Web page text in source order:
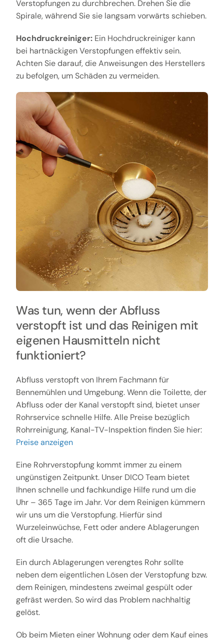
Verstopfungen zu durchbrechen. Drehen Sie die
Spirale, während Sie sie langsam vorwärts schieben.
Hochdruckreiniger:Ein Hochdruckreiniger kann
bei hartnäckigen Verstopfungen effektiv sein.
Achten Sie darauf, die Anweisungen des Herstellers
zu befolgen, um Schäden zu vermeiden.
Was tun, wenn der Abfluss
verstopft ist und das Reinigen mit
eigenen Hausmitteln nicht
funktioniert?
Abfluss verstopft von Ihrem Fachmann für
Bennemühlen und Umgebung. Wenn die Toilette, der
Abfluss oder der Kanal verstopft sind, bietet unser
Rohrservice schnelle Hilfe. Alle Preise bezüglich
Rohrreinigung, Kanal-TV-Inspektion finden Sie hier:
Preise anzeigen
Eine Rohrverstopfung kommt immer zu einem
ungünstigen Zeitpunkt. Unser DICO Team bietet
Ihnen schnelle und fachkundige Hilfe rund um die
Uhr – 365 Tage im Jahr. Vor dem Reinigen kümmern
wir uns um die Verstopfung. Hierfür sind
Wurzeleinwüchse, Fett oder andere Ablagerungen
oft die Ursache.
Ein durch Ablagerungen verengtes Rohr sollte
neben dem eigentlichen Lösen der Verstopfung bzw.
dem Reinigen, mindestens zweimal gespült oder
gefräst werden. So wird das Problem nachhaltig
gelöst.
Ob beim Mieten einer Wohnung oder dem Kauf eines